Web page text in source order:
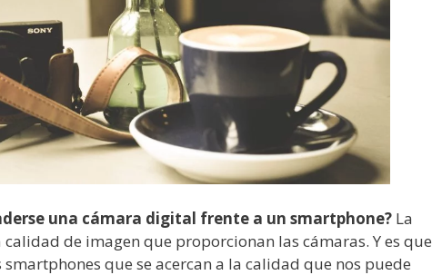
una cámara digital frente a un smartphone? La
de imagen que proporcionan las cámaras. Y es que
que se acercan a la calidad que nos puede